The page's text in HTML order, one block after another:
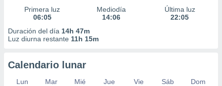
Primera luz
06:05
Mediodía
14:06
Última luz
22:05
Duración del día 14h 47m
Luz diurna restante 11h 15m
Calendario lunar
Lun Mar Mié Jue Vie Sáb
Dom